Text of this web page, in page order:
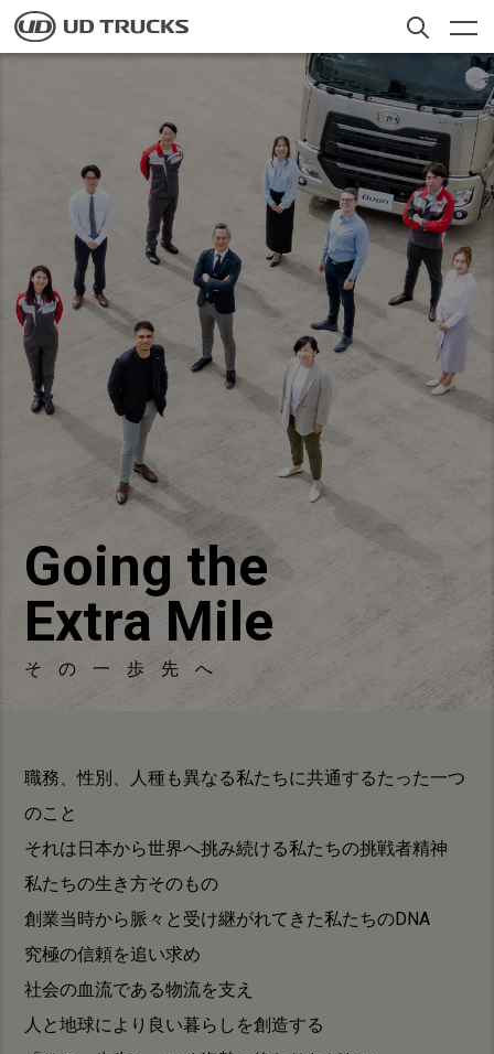
Skip
to
main
アフターサービス
ニュース
私たちについて
採用情報
お客様への​お知らせ​
ディーラー検索
Select a Market
Global
Global
Asia Pacific
Australia
China
Hong Kong (Region of China)
Indonesia
Japan
Malaysia
Myanmar
Thailand
Going the
Extra Mile
その一歩先へ
職務、性別、人種も異なる私たちに共通するたった一つ
のこと
それは日本から世界へ挑み続ける私たちの挑戦者精神
私たちの生き方そのもの
創業当時から脈々と受け継がれてきた私たちのDNA
究極の信頼を追い求め
社会の血流である物流を支え
人と地球により良い暮らしを創造する